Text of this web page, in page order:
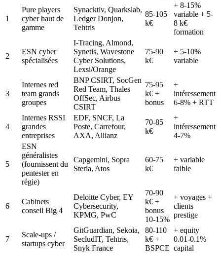
1
Pure players
cyber haut de
gamme
Synacktiv, Quarkslab,
Ledger Donjon,
Tehtris
85-105
k€
+ 8-15%
variable + 5-
8 k€
formation
2
ESN cyber
spécialisées
I-Tracing, Almond,
Synetis, Wavestone
Cyber Solutions,
Lexsi/Orange
75-90
k€
+ 5-10%
variable
3
Internes red
team grands
groupes
BNP CSIRT, SocGen
Red Team, Thales
OffSec, Airbus
CSIRT
75-95
k€ +
bonus
+
intéressement
6-8% + RTT
4
Internes RSSI
grandes
entreprises
EDF, SNCF, La
Poste, Carrefour,
AXA, Allianz
70-85
k€
+
intéressement
4-7%
5
ESN
généralistes
(fournissent du
pentester en
régie)
Capgemini, Sopra
Steria, Atos
60-75
k€
+ variable
faible
6
Cabinets
conseil Big 4
Deloitte Cyber, EY
Cybersecurity,
KPMG, PwC
70-90
k€ +
bonus
10-15%
+ voyages +
clients
prestige
7
Scale-ups /
startups cyber
GitGuardian, Sekoia,
SecludIT, Tehtris,
Snyk France
80-110
k€ +
BSPCE
+ equity
0.01-0.1%
capital